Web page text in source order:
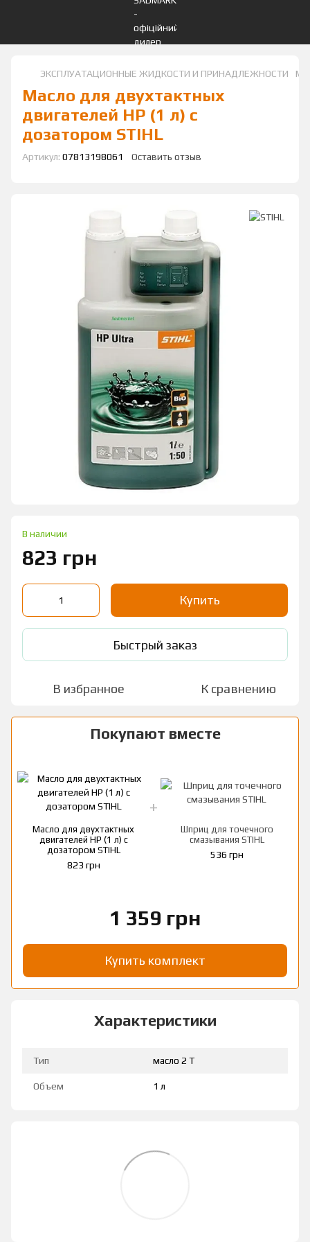
ЭКСПЛУАТАЦИОННЫЕ ЖИДКОСТИ И ПРИНАДЛЕЖНОСТИ
Масло для двухтактных
двигателей HP (1 л) с
дозатором STIHL
Артикул: 07813198061 Оставить отзыв
В наличии
823 грн
Купить
Быстрый заказ
В избранное К сравнению
Покупают вместе
Масло для двухтактных
двигателей HP (1 л) с
дозатором STIHL
823 грн
Шприц для точечного
смазывания STIHL
536 грн
1 359 грн
Купить комплект
Характеристики
Тип масло 2 Т
Объем 1 л